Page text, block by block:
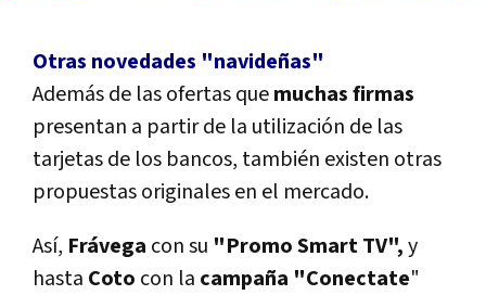
Otras novedades "navideñas"
Además de las ofertas quemuchas firmas
presentan a partir de la utilización de las
tarjetas de los bancos, también existen otras
propuestas originales en el mercado.
Así, Frávega con su "Promo Smart TV",y
hasta Coto con la campaña "Conectate"